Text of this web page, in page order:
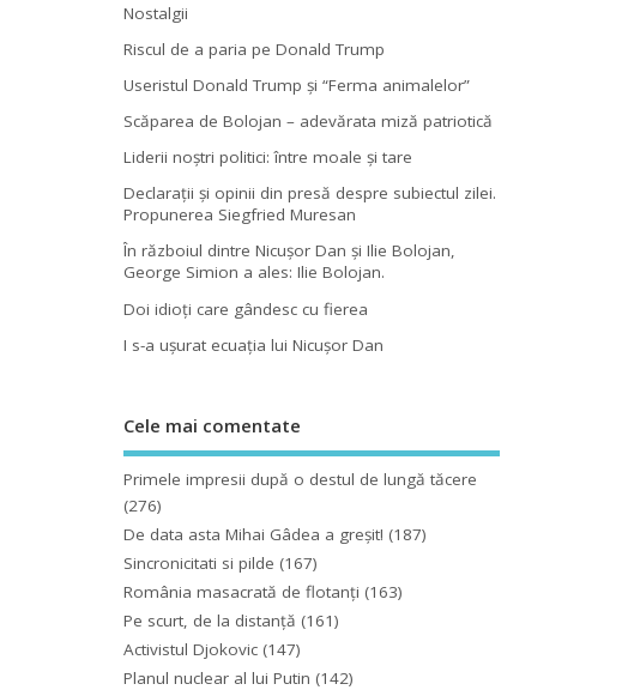
Nostalgii
Riscul de a paria pe Donald Trump
Useristul Donald Trump şi “Ferma animalelor”
Scăparea de Bolojan – adevărata miză patriotică
Liderii noştri politici: între moale şi tare
Declaraţii şi opinii din presă despre subiectul zilei.
Propunerea Siegfried Muresan
În războiul dintre Nicuşor Dan şi Ilie Bolojan,
George Simion a ales: Ilie Bolojan.
Doi idioţi care gândesc cu fierea
I s-a uşurat ecuaţia lui Nicuşor Dan
Cele mai comentate
Primele impresii după o destul de lungă tăcere
(276)
De data asta Mihai Gâdea a greşit! (187)
Sincronicitati si pilde (167)
România masacrată de flotanţi (163)
Pe scurt, de la distanță (161)
Activistul Djokovic (147)
Planul nuclear al lui Putin (142)